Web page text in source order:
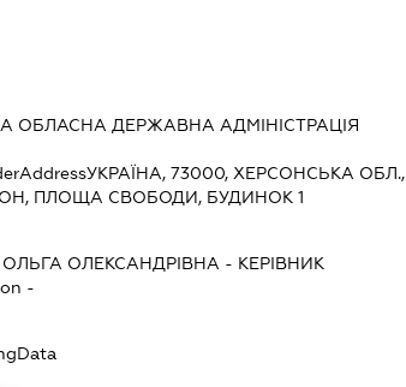
ОБЛАСНА ДЕРЖАВНА АДМІНІСТРАЦІЯ
УКРАЇНА, 73000, ХЕРСОНСЬКА ОБЛ.,
ПЛОЩА СВОБОДИ, БУДИНОК 1
ОЛЕКСАНДРІВНА - КЕРІВНИК
-